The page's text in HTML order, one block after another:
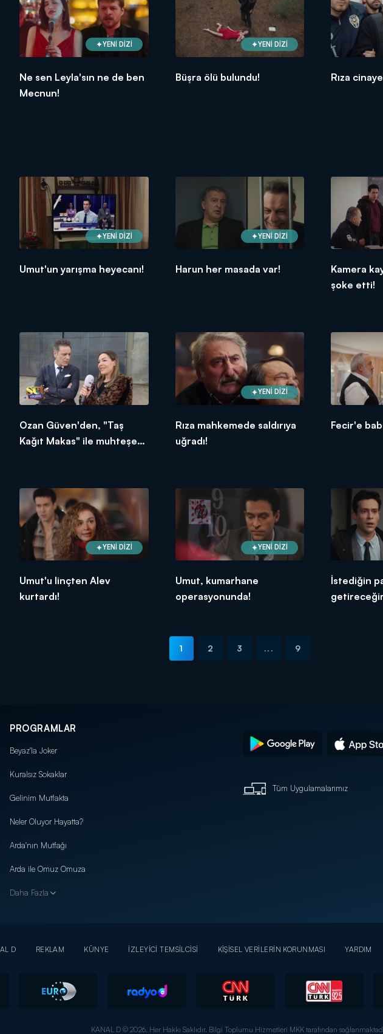
YENİ DİZİ
Ne sen Leyla'sın ne de ben
Mecnun!
YENİ DİZİ
Büşra ölü bulundu! Rıza
YENİ DİZİ
Umut'un yarışma heyecanı!
YENİ DİZİ
Harun her masada var!
Kamera
şoke etti!
Ozan Güven'den, "Taş
Kağıt Makas" ile muhteşem
YENİ DİZİ
Rıza mahkemede saldırıya
uğradı!
Fecir'e
YENİ DİZİ
Umut'u linçten Alev
kurtardı!
YENİ DİZİ
Umut, kumarhane
operasyonunda!
İstediğin
1 2 3 ... 9
PROGRAMLAR
Beyaz'la Joker
Kuralsız Sokaklar
Gelinim Mutfakta
Neler Oluyor Hayatta?
Arda'nın Mutfağı
Arda ile Omuz Omuza
Daha Fazla
Tüm Uygulamalarımız
D REKLAM KÜNYE İZLEYİCİ TEMSİLCİSİ KİŞİSEL VERİLERİN KORUNMASI YARDIM
KANAL D © 2026. Her Hakkı Saklıdır. Bilgi Toplumu Hizmetleri MKK tarafından